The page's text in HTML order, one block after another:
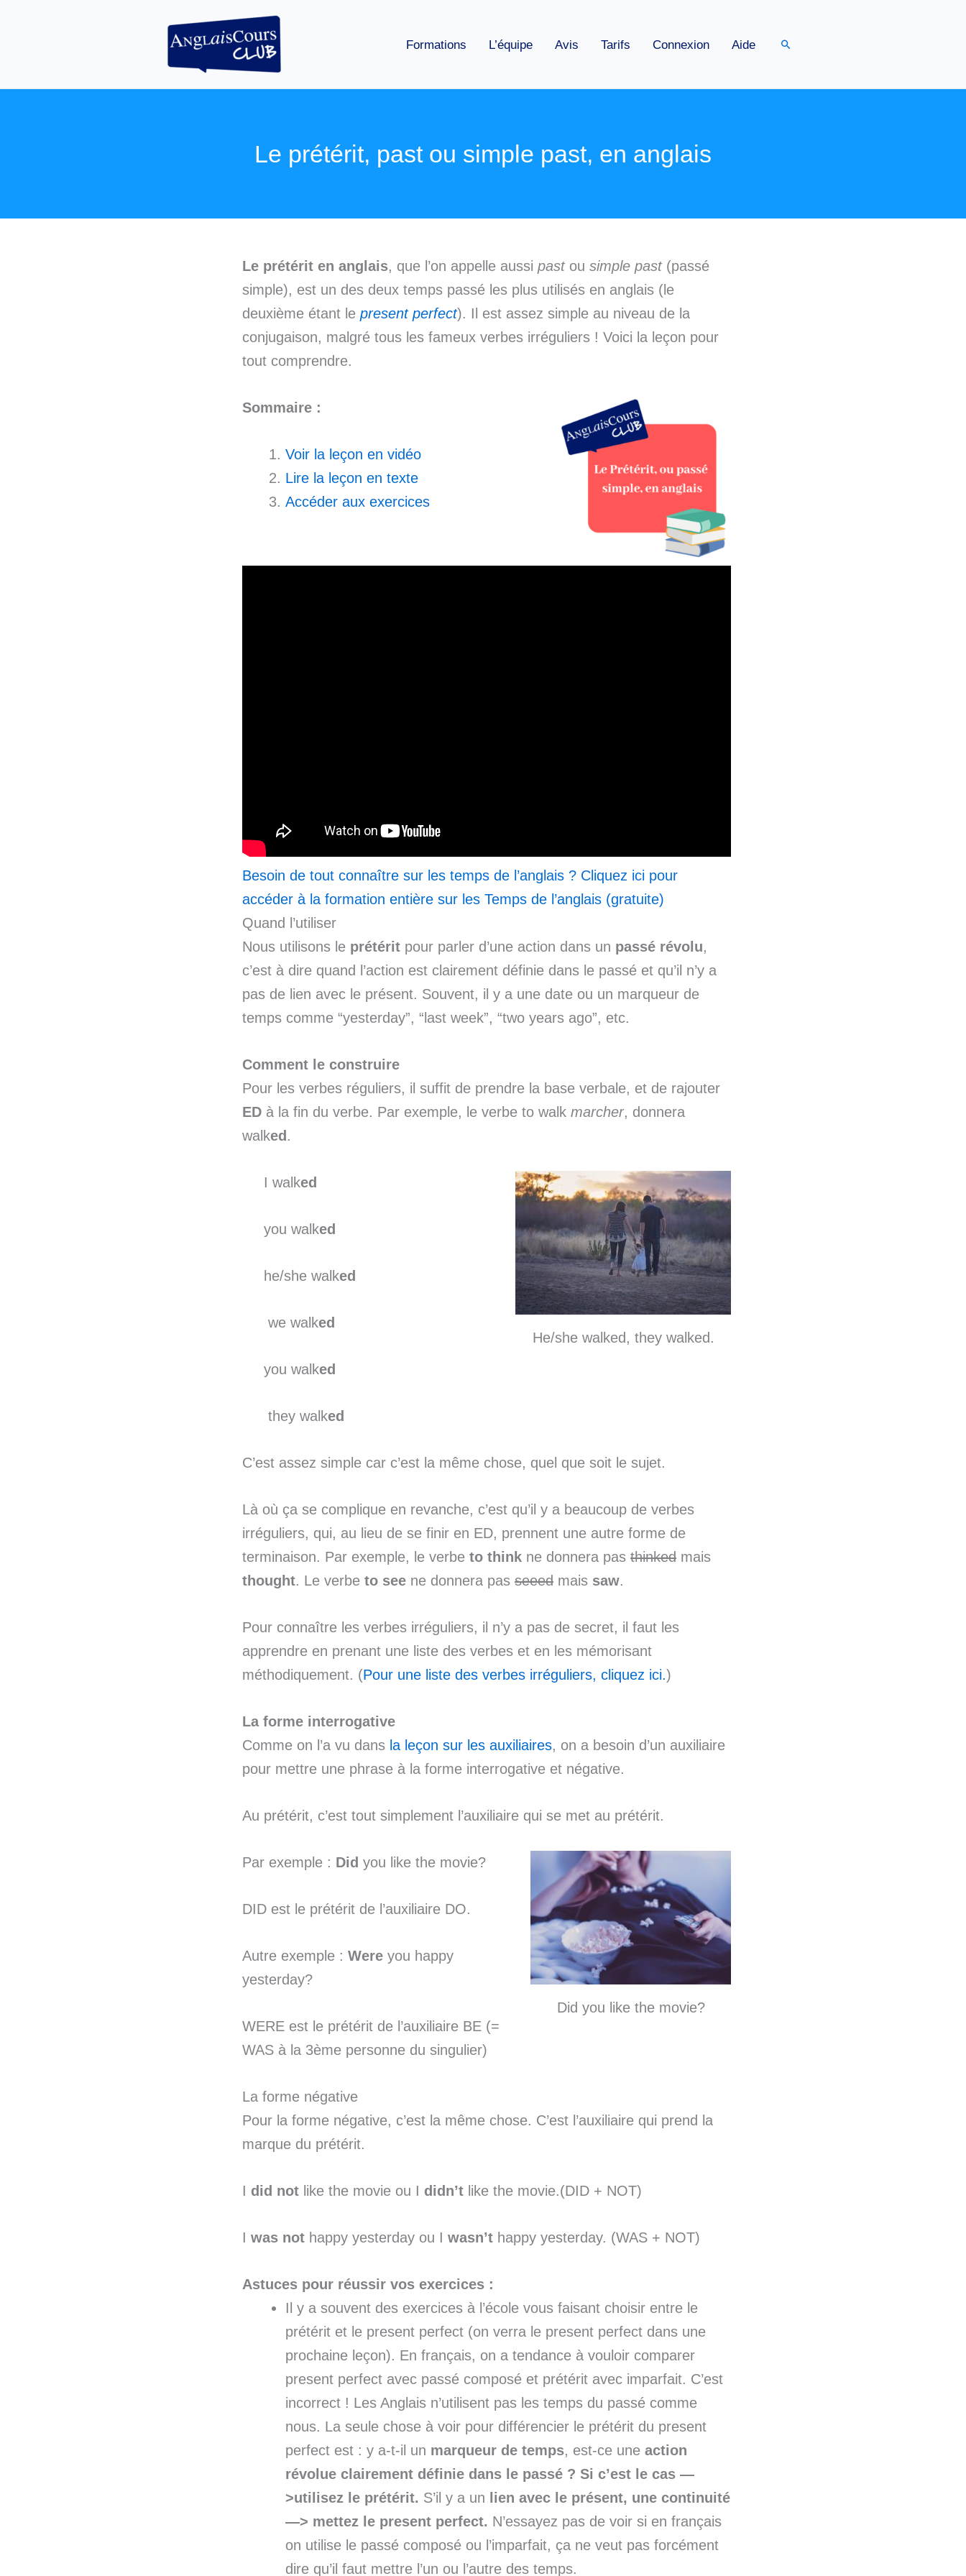
Formations L’équipe Avis Tarifs Connexion Aide Rechercher
Le prétérit, past ou simple past, en anglais
Le prétérit en anglais, que l’on appelle aussi past ou simple past (passé
simple), est un des deux temps passé les plus utilisés en anglais (le
deuxième étant le present perfect). Il est assez simple au niveau de la
conjugaison, malgré tous les fameux verbes irréguliers ! Voici la leçon pour
tout comprendre.
Sommaire :
Voir la leçon en vidéo
Lire la leçon en texte
Accéder aux exercices
Besoin de tout connaître sur les temps de l’anglais ? Cliquez ici pour
accéder à la formation entière sur les Temps de l’anglais (gratuite)
Quand l’utiliser
Nous utilisons le prétérit pour parler d’une action dans un passé révolu,
c’est à dire quand l’action est clairement définie dans le passé et qu’il n’y a
pas de lien avec le présent. Souvent, il y a une date ou un marqueur de
temps comme “yesterday”, “last week”, “two years ago”, etc.
Comment le construire
Pour les verbes réguliers, il suffit de prendre la base verbale, et de rajouter
ED à la fin du verbe. Par exemple, le verbe to walk marcher, donnera
walked .
He/she walked, they walked.
I walked
you walked
he/she walked
we walked
you walked
they walked
C’est assez simple car c’est la même chose, quel que soit le sujet.
Là où ça se complique en revanche, c’est qu’il y a beaucoup de verbes
irréguliers, qui, au lieu de se finir en ED, prennent une autre forme de
terminaison. Par exemple, le verbe to think ne donnera pas thinked mais
thought. Le verbe to see ne donnera pas seeed mais saw.
Pour connaître les verbes irréguliers, il n’y a pas de secret, il faut les
apprendre en prenant une liste des verbes et en les mémorisant
méthodiquement. (Pour une liste des verbes irréguliers, cliquez ici.)
La forme interrogative
Comme on l’a vu dans la leçon sur les auxiliaires, on a besoin d’un auxiliaire
pour mettre une phrase à la forme interrogative et négative.
Au prétérit, c’est tout simplement l’auxiliaire qui se met au prétérit.
Did you like the movie?
Par exemple : Did you like the movie?
DID est le prétérit de l’auxiliaire DO.
Autre exemple : Were you happy
yesterday?
WERE est le prétérit de l’auxiliaire BE (=
WAS à la 3ème personne du singulier)
La forme négative
Pour la forme négative, c’est la même chose. C’est l’auxiliaire qui prend la
marque du prétérit.
I did not like the movie ou I didn’t like the movie.(DID + NOT)
I was not happy yesterday ou I wasn’t happy yesterday. (WAS + NOT)
Astuces pour réussir vos exercices :
Il y a souvent des exercices à l’école vous faisant choisir entre le
prétérit et le present perfect (on verra le present perfect dans une
prochaine leçon). En français, on a tendance à vouloir comparer
present perfect avec passé composé et prétérit avec imparfait. C’est
incorrect ! Les Anglais n’utilisent pas les temps du passé comme
nous. La seule chose à voir pour différencier le prétérit du present
perfect est : y a-t-il un marqueur de temps, est-ce une action
révolue clairement définie dans le passé ? Si c’est le cas —
>utilisez le prétérit. S’il y a un lien avec le présent, une continuité
—> mettez le present perfect. N’essayez pas de voir si en français
on utilise le passé composé ou l’imparfait, ça ne veut pas forcément
dire qu’il faut mettre l’un ou l’autre des temps.